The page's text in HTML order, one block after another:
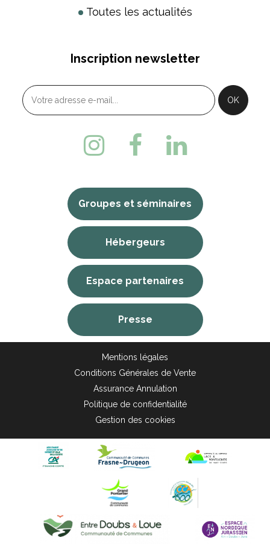
Toutes les actualités
Inscription newsletter
Groupes et séminaires
Hébergeurs
Espace partenaires
Presse
Mentions légales
Conditions Générales de Vente
Assurance Annulation
Politique de confidentialité
Gestion des cookies